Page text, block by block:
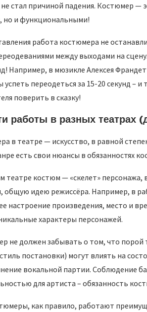
стал причиной падения. Костюмер —
но и функциональными!
работа костюмера не
между выходами на
Например, в мюзикле Алексея
переодеться за 15-20 секунд –
поверить в сказку!
работы в разных театрах
в театре — искусство, в равной
есть свои нюансы в обязанностях
театре костюм — «скелет»
общую идею режиссёра. Например, в
настроение произведения, место и
характеры персонажей.
не должен забывать о том, что
постановки) могут влиять на
вокальной партии. Соблюдение
для артиста – обязанность
как правило, работают